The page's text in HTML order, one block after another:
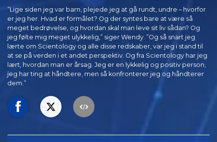
”Lige siden jeg var barn, plejede jeg at gå rundt, undre – hvorfor
er jeg her. Hvad er formålet? Og der syntes bare at være så
meget bedrøvelse, og hvordan skal man leve sit liv sådan? Og
jeg følte mig meget ulykkelig,” siger Wendy. ”Og så snart jeg
lærte om Scientology og alle disse redskaber, var jeg i stand til
at se på verden i et andet perspektiv. Og fra Scientology har jeg
lært, hvordan man er årsag. Jeg er en lykkelig og positiv person,
jeg har ting at håndtere, men så konfronterer jeg og håndterer
dem.”